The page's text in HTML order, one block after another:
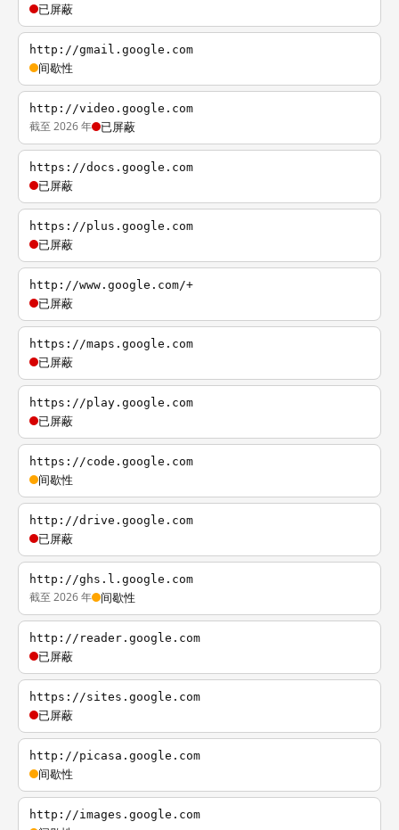
已屏蔽
http://gmail.google.com
间歇性
http://video.google.com
截至 2026 年 已屏蔽
https://docs.google.com
已屏蔽
https://plus.google.com
已屏蔽
http://www.google.com/+
已屏蔽
https://maps.google.com
已屏蔽
https://play.google.com
已屏蔽
https://code.google.com
间歇性
http://drive.google.com
已屏蔽
http://ghs.l.google.com
截至 2026 年 间歇性
http://reader.google.com
已屏蔽
https://sites.google.com
已屏蔽
http://picasa.google.com
间歇性
http://images.google.com